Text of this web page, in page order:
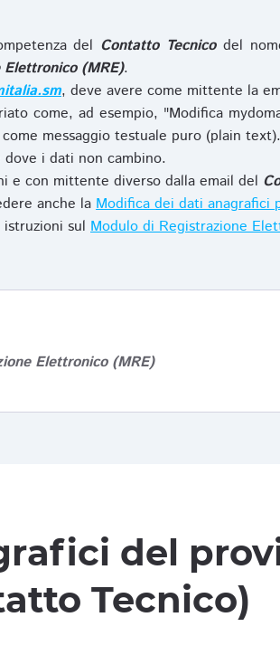
del Contatto Tecnicodel
(MRE).
, deve avere come mittente la
come, ad esempio, "Modifica
messaggio testuale puro (plain text).
i dati non cambino.
e con mittente diverso dalla email del
anche la Modifica dei dati anagrafici
sul Modulo di Registrazione
Elettronico (MRE)
del
Tecnico)